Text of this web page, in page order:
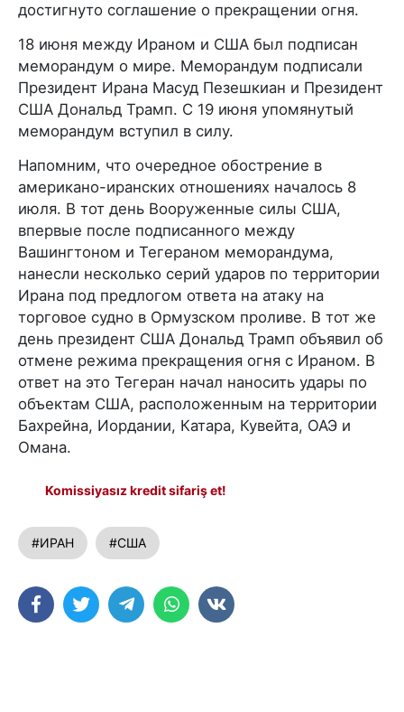
достигнуто соглашение о прекращении огня.
18 июня между Ираном и США был подписан
меморандум о мире. Меморандум подписали
Президент Ирана Масуд Пезешкиан и Президент
США Дональд Трамп. С 19 июня упомянутый
меморандум вступил в силу.
Напомним, что очередное обострение в
американо-иранских отношениях началось 8
июля. В тот день Вооруженные силы США,
впервые после подписанного между
Вашингтоном и Тегераном меморандума,
нанесли несколько серий ударов по территории
Ирана под предлогом ответа на атаку на
торговое судно в Ормузском проливе. В тот же
день президент США Дональд Трамп объявил об
отмене режима прекращения огня с Ираном. В
ответ на это Тегеран начал наносить удары по
объектам США, расположенным на территории
Бахрейна, Иордании, Катара, Кувейта, ОАЭ и
Омана.
Komissiyasız kredit sifariş et!
#ИРАН #США